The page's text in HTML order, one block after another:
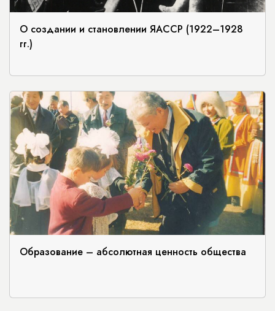
О создании и становлении ЯАССР (1922–1928
гг.)
Образование – абсолютная ценность общества